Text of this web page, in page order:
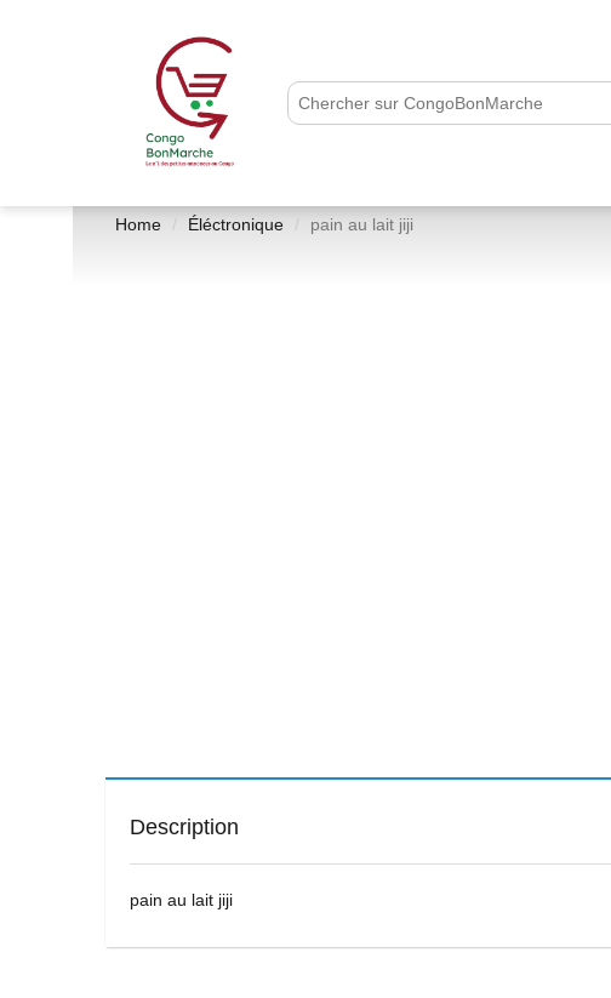
Home Éléctronique pain au lait jiji
Description
pain au lait jiji